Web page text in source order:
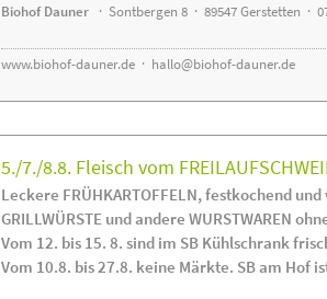
Biohof Dauner · Sontbergen 8 · 89547 Gerstetten ·
www.biohof-dauner.de · hallo@biohof-dauner.de
5./7./8.8. Fleisch vom
Leckere FRÜHKARTOFFELN, festkochend
GRILLWÜRSTE und andere WURSTWAREN
Vom 12. bis 15. 8. sind im SB Kühlschrank
Vom 10.8. bis 27.8. keine Märkte. SB am Hof